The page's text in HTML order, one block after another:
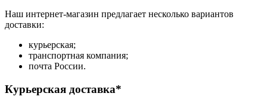
Наш интернет-магазин предлагает несколько вариантов
доставки:
курьерская;
транспортная компания;
почта России.
Курьерская доставка*